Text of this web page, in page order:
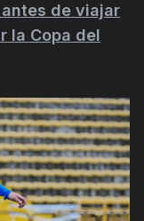
de viajar
la Copa del